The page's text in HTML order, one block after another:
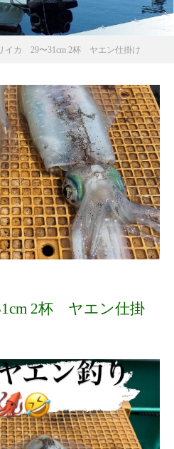
イカ 29〜31cm 2杯 ヤエン仕掛け
2杯 ヤエン仕掛